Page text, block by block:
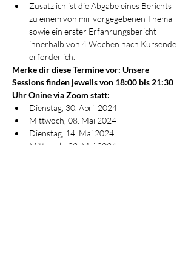
Zusätzlich ist die Abgabe eines Berichts
zu einem von mir vorgegebenen Thema
sowie ein erster Erfahrungsbericht
innerhalb von 4 Wochen nach Kursende
erforderlich.
Merke dir diese Termine vor: Unsere
Sessions finden jeweils von 18:00 bis 21:30
Uhr Onine via Zoom statt:
Dienstag, 30. April 2024
Mittwoch, 08. Mai 2024
Dienstag, 14. Mai 2024
Mittwoch, 22. Mai 2024